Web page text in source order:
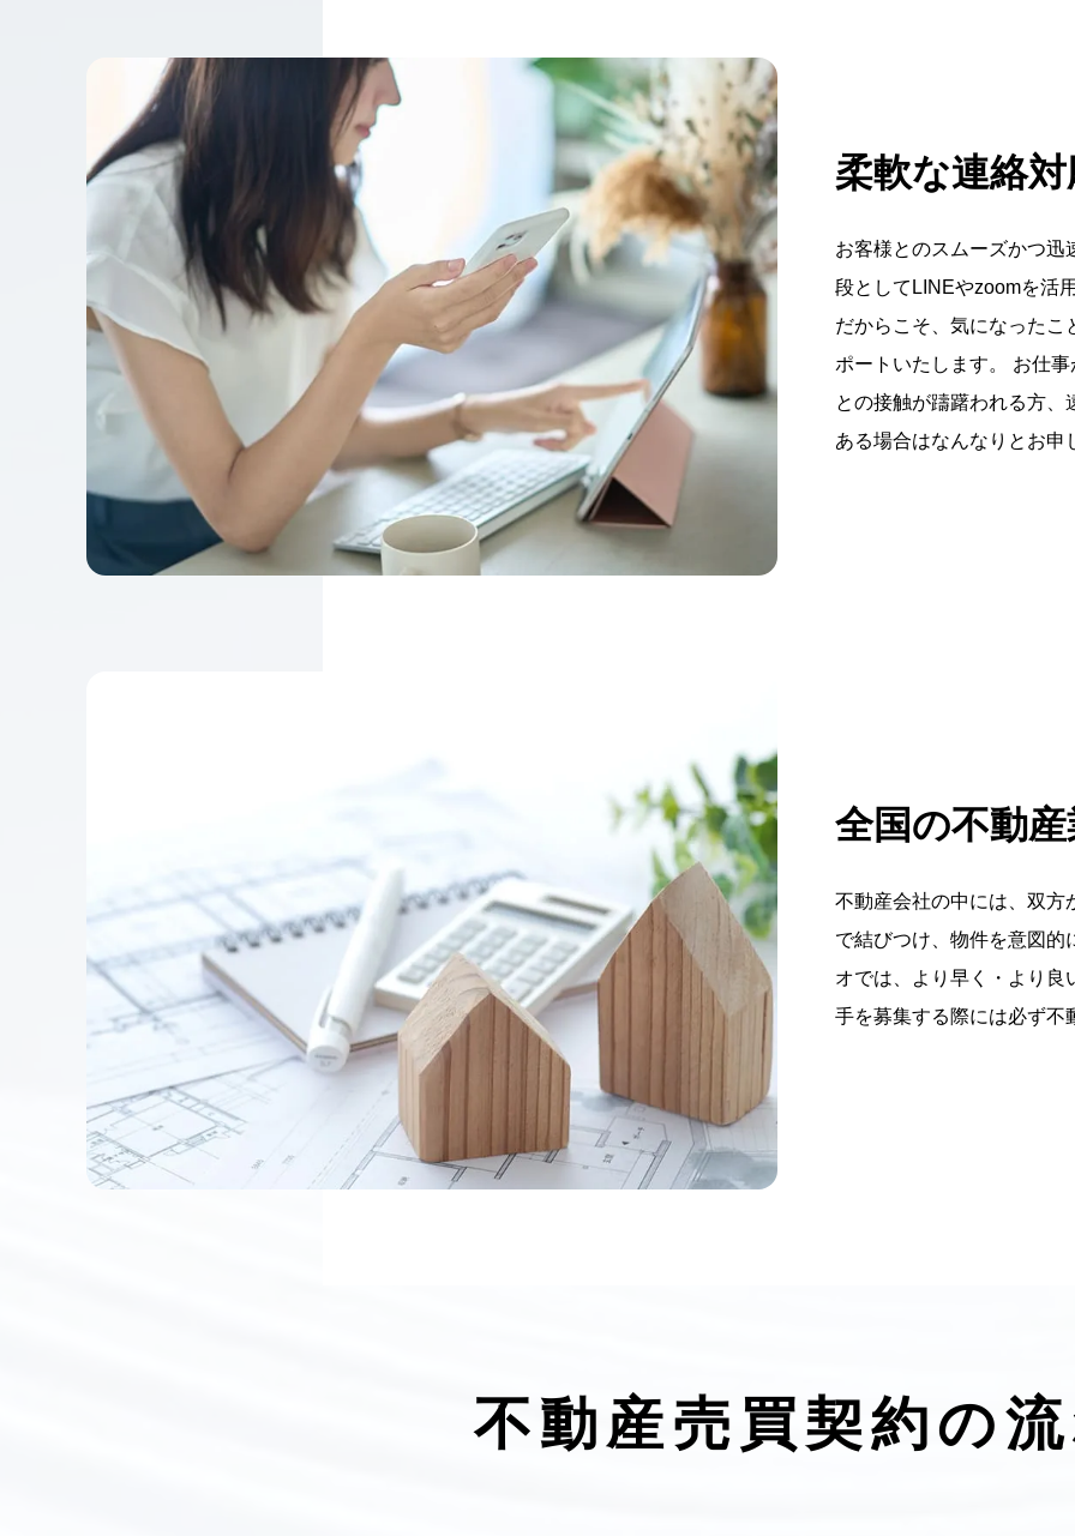
柔軟な連絡対
お客様とのスムーズかつ迅
段としてLINEやzoomを活
だからこそ、気になったこ
ポートいたします。 お仕
との接触が躊躇われる方
ある場合はなんなりとお申
全国の不動
不動産会社の中には、双方
で結びつけ、物件を意図的
オでは、より早く・より良
手を募集する際には必ず不
不動産売買契約の